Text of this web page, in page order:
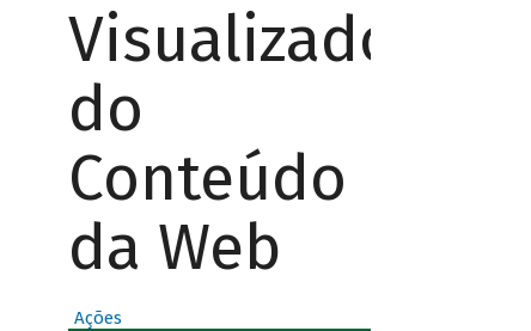
Visualizador
do
Conteúdo
da Web
Ações